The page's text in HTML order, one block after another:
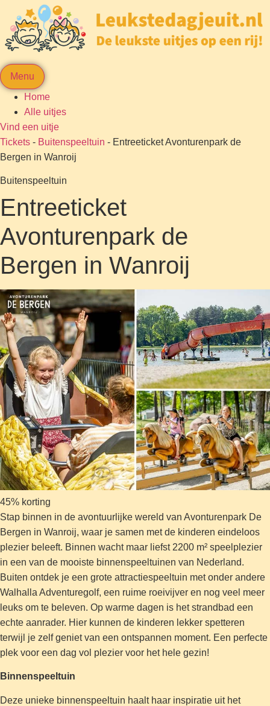
Menu
Home
Alle uitjes
Vind een uitje
Tickets - Buitenspeeltuin - Entreeticket Avonturenpark de
Bergen in Wanroij
Buitenspeeltuin
Entreeticket
Avonturenpark de
Bergen in Wanroij
45% korting
Stap binnen in de avontuurlijke wereld van Avonturenpark De
Bergen in Wanroij, waar je samen met de kinderen eindeloos
plezier beleeft. Binnen wacht maar liefst 2200 m² speelplezier
in een van de mooiste binnenspeeltuinen van Nederland.
Buiten ontdek je een grote attractiespeeltuin met onder andere
Walhalla Adventuregolf, een ruime roeivijver en nog veel meer
leuks om te beleven. Op warme dagen is het strandbad een
echte aanrader. Hier kunnen de kinderen lekker spetteren
terwijl je zelf geniet van een ontspannen moment. Een perfecte
plek voor een dag vol plezier voor het hele gezin!
Binnenspeeltuin
Deze unieke binnenspeeltuin haalt haar inspiratie uit het